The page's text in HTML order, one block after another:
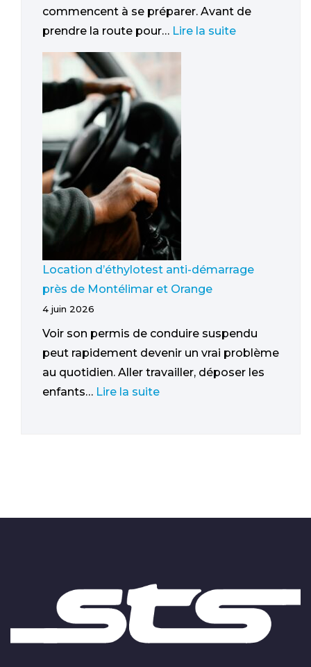
commencent à se préparer. Avant de
prendre la route pour… Lire la suite
Location d’éthylotest anti-démarrage
près de Montélimar et Orange
4 juin 2026
Voir son permis de conduire suspendu
peut rapidement devenir un vrai problème
au quotidien. Aller travailler, déposer les
enfants… Lire la suite